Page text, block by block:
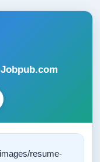
Jobpub.com